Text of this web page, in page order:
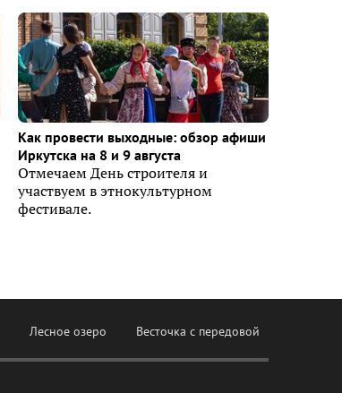
Как провести выходные: обзор афиши
Иркутска на 8 и 9 августа
Отмечаем День строителя и
участвуем в этнокультурном
фестивале.
Лесное озеро Весточка с передовой